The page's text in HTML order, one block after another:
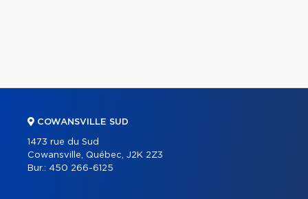
COWANSVILLE SUD
1473 rue du Sud
Cowansville, Québec, J2K 2Z3
Bur.: 450 266-6125